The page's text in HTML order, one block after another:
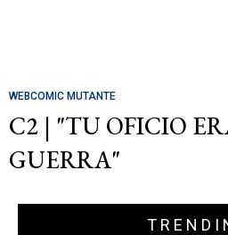
WEBCOMIC MUTANTE
C2 | "TU OFICIO
GUERRA"